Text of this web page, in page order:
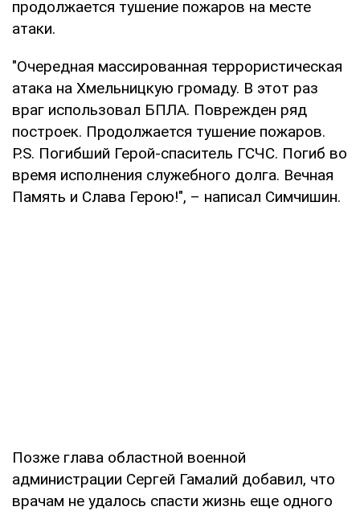
продолжается тушение пожаров на месте
атаки.
"Очередная массированная террористическая
атака на Хмельницкую громаду. В этот раз
враг использовал БПЛА. Поврежден ряд
построек. Продолжается тушение пожаров.
P.S. Погибший Герой-спаситель ГСЧС. Погиб во
время исполнения служебного долга. Вечная
Память и Слава Герою!", – написал Симчишин.
Позже глава областной военной
администрации Сергей Гамалий добавил, что
врачам не удалось спасти жизнь еще одного